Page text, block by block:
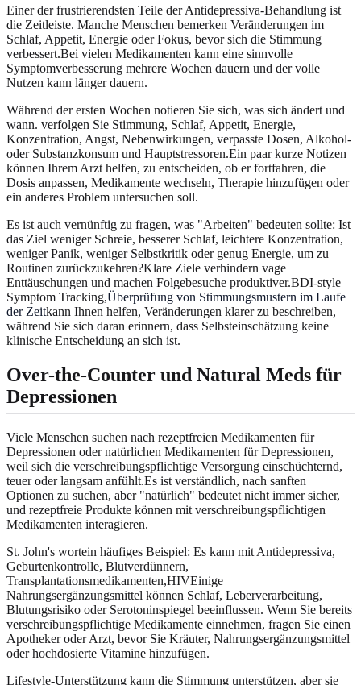
Einer der frustrierendsten Teile der Antidepressiva-Behandlung ist
die Zeitleiste. Manche Menschen bemerken Veränderungen im
Schlaf, Appetit, Energie oder Fokus, bevor sich die Stimmung
verbessert.Bei vielen Medikamenten kann eine sinnvolle
Symptomverbesserung mehrere Wochen dauern und der volle
Nutzen kann länger dauern.
Während der ersten Wochen notieren Sie sich, was sich ändert und
wann. verfolgen Sie Stimmung, Schlaf, Appetit, Energie,
Konzentration, Angst, Nebenwirkungen, verpasste Dosen, Alkohol-
oder Substanzkonsum und Hauptstressoren.Ein paar kurze Notizen
können Ihrem Arzt helfen, zu entscheiden, ob er fortfahren, die
Dosis anpassen, Medikamente wechseln, Therapie hinzufügen oder
ein anderes Problem untersuchen soll.
Es ist auch vernünftig zu fragen, was "Arbeiten" bedeuten sollte: Ist
das Ziel weniger Schreie, besserer Schlaf, leichtere Konzentration,
weniger Panik, weniger Selbstkritik oder genug Energie, um zu
Routinen zurückzukehren?Klare Ziele verhindern vage
Enttäuschungen und machen Folgebesuche produktiver.BDI-style
Symptom Tracking,Überprüfung von Stimmungsmustern im Laufe
der Zeitkann Ihnen helfen, Veränderungen klarer zu beschreiben,
während Sie sich daran erinnern, dass Selbsteinschätzung keine
klinische Entscheidung an sich ist.
Over-the-Counter und Natural Meds für
Depressionen
Viele Menschen suchen nach rezeptfreien Medikamenten für
Depressionen oder natürlichen Medikamenten für Depressionen,
weil sich die verschreibungspflichtige Versorgung einschüchternd,
teuer oder langsam anfühlt.Es ist verständlich, nach sanften
Optionen zu suchen, aber "natürlich" bedeutet nicht immer sicher,
und rezeptfreie Produkte können mit verschreibungspflichtigen
Medikamenten interagieren.
St. John's wortein häufiges Beispiel: Es kann mit Antidepressiva,
Geburtenkontrolle, Blutverdünnern,
Transplantationsmedikamenten,HIVEinige
Nahrungsergänzungsmittel können Schlaf, Leberverarbeitung,
Blutungsrisiko oder Serotoninspiegel beeinflussen. Wenn Sie bereits
verschreibungspflichtige Medikamente einnehmen, fragen Sie einen
Apotheker oder Arzt, bevor Sie Kräuter, Nahrungsergänzungsmittel
oder hochdosierte Vitamine hinzufügen.
Lifestyle-Unterstützung kann die Stimmung unterstützen, aber sie